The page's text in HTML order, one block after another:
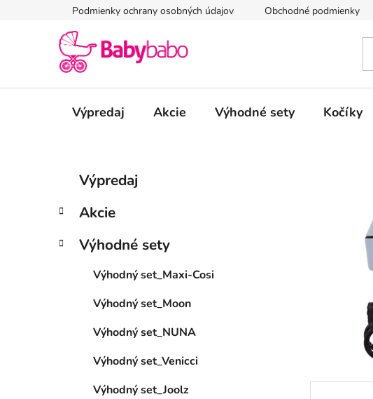
Podmienky ochrany osobných údajov Obchodné podmienky
Výpredaj Akcie Výhodné sety Kočíky
č
ý
Preskočiť
kategórie
e
ó
Výpredaj
Akcie
Výhodné sety
Výhodný set_Maxi-Cosi
Výhodný set_Moon
Výhodný set_NUNA
Výhodný set_Venicci
Výhodný set_Joolz